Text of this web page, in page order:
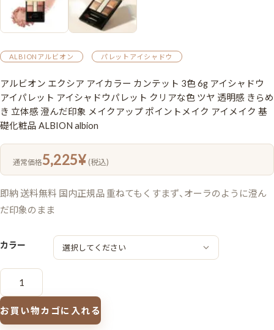
ALBIONアルビオン パレットアイシャドウ
アルビオン エクシア アイカラー カンテット 3色 6g アイシャドウ
アイパレット アイシャドウパレット クリアな色 ツヤ 透明感 きらめ
き 立体感 澄んだ印象 メイクアップ ポイントメイク アイメイク 基
礎化粧品 ALBION albion
通常価格5,225¥ (税込)
即納 送料無料 国内正規品 重ねてもくすまず、オーラのように澄ん
だ印象のまま
カラー
ア
オ
ン
エ
ク
お買い物カゴに入れる